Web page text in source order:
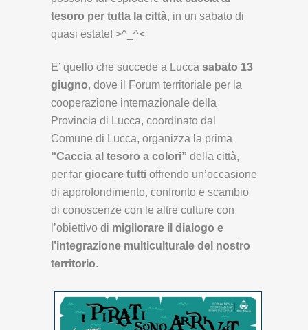
tesoro per tutta la città, in un sabato di
quasi estate! >^_^<
E’ quello che succede a Lucca sabato 13
giugno, dove il Forum territoriale per la
cooperazione internazionale della
Provincia di Lucca, coordinato dal
Comune di Lucca, organizza la prima
“Caccia al tesoro a colori” della città,
per far giocare tutti offrendo un’occasione
di approfondimento, confronto e scambio
di conoscenze con le altre culture con
l’obiettivo di migliorare il dialogo e
l’integrazione multiculturale del nostro
territorio.